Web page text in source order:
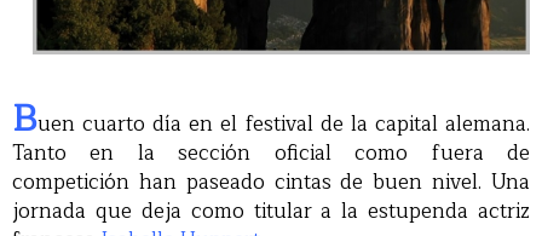
Buen cuarto día en el festival de la capital alemana.
Tanto en la sección oficial como fuera de
competición han paseado cintas de buen nivel. Una
jornada que deja como titular a la estupenda actriz